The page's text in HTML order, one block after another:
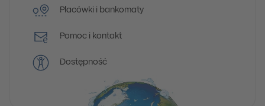
Placówki i bankomaty
Pomoc i kontakt
Dostępność